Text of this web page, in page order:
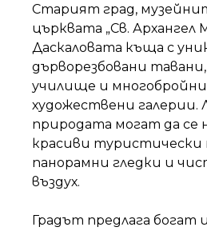
Старият град,
църквата „Св. Архангел
Даскаловата къща с
дърворезбовани
училище и
художествени
природата могат да се
красиви
панорамни гледки и
въздух.
Градът предлага богат